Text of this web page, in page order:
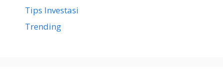
Tips Investasi
Trending